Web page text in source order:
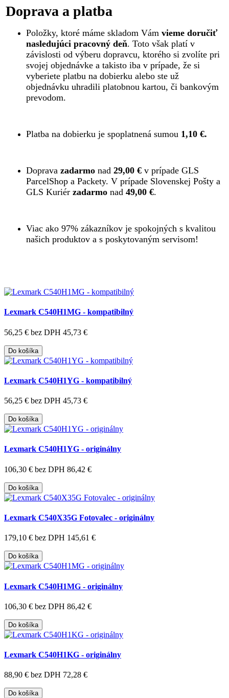
Doprava a platba
Položky, ktoré máme skladom Vám vieme doručiť
nasledujúci pracovný deň. Toto však platí v
závislosti od výberu dopravcu, ktorého si zvolíte pri
svojej objednávke a takisto iba v prípade, že si
vyberiete platbu na dobierku alebo ste už
objednávku uhradili platobnou kartou, či bankovým
prevodom.
Platba na dobierku je spoplatnená sumou 1,10 €.
Doprava zadarmo nad 29,00 € v prípade GLS
ParcelShop a Packety. V prípade Slovenskej Pošty a
GLS Kuriér zadarmo nad 49,00 €.
Viac ako 97% zákazníkov je spokojných s kvalitou
našich produktov a s poskytovaným servisom!
Lexmark C540H1MG - kompatibilný
56,25 € bez DPH 45,73 €
Do košíka
Lexmark C540H1YG - kompatibilný
56,25 € bez DPH 45,73 €
Do košíka
Lexmark C540H1YG - originálny
106,30 € bez DPH 86,42 €
Do košíka
Lexmark C540X35G Fotovalec - originálny
179,10 € bez DPH 145,61 €
Do košíka
Lexmark C540H1MG - originálny
106,30 € bez DPH 86,42 €
Do košíka
Lexmark C540H1KG - originálny
88,90 € bez DPH 72,28 €
Do košíka